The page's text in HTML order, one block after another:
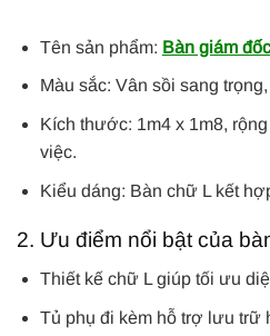
Tên sản phẩm: Bàn giám đốc
Màu sắc: Vân sồi sang
Kích thước: 1m4 x 1m8,
việc.
Kiểu dáng: Bàn chữ L kết
2. Ưu điểm nổi bật của
Thiết kế chữ L giúp tối ưu
Tủ phụ đi kèm hỗ trợ lưu trữ